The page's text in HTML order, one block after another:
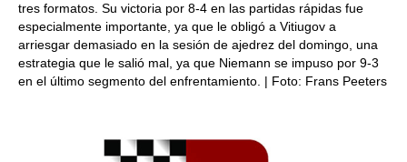
tres formatos. Su victoria por 8-4 en las partidas rápidas fue
especialmente importante, ya que le obligó a Vitiugov a
arriesgar demasiado en la sesión de ajedrez del domingo, una
estrategia que le salió mal, ya que Niemann se impuso por 9-3
en el último segmento del enfrentamiento. | Foto: Frans Peeters